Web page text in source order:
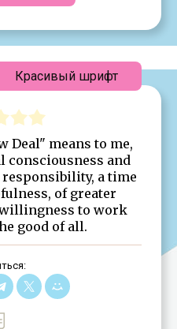
Deal" means to me,
consciousness and
a time
of greater
to work
good of all.
Красивый шрифт